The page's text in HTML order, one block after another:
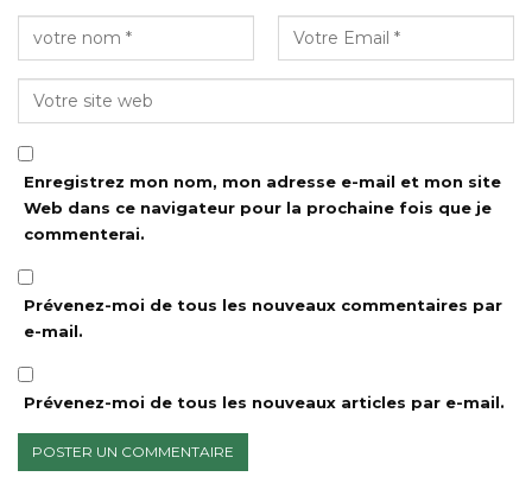
Enregistrez mon nom, mon adresse e-mail et mon site
Web dans ce navigateur pour la prochaine fois que je
commenterai.
Prévenez-moi de tous les nouveaux commentaires par
e-mail.
Prévenez-moi de tous les nouveaux articles par e-mail.